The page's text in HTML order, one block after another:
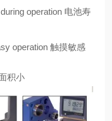
operation 电池寿
operation 触摸敏感
积小